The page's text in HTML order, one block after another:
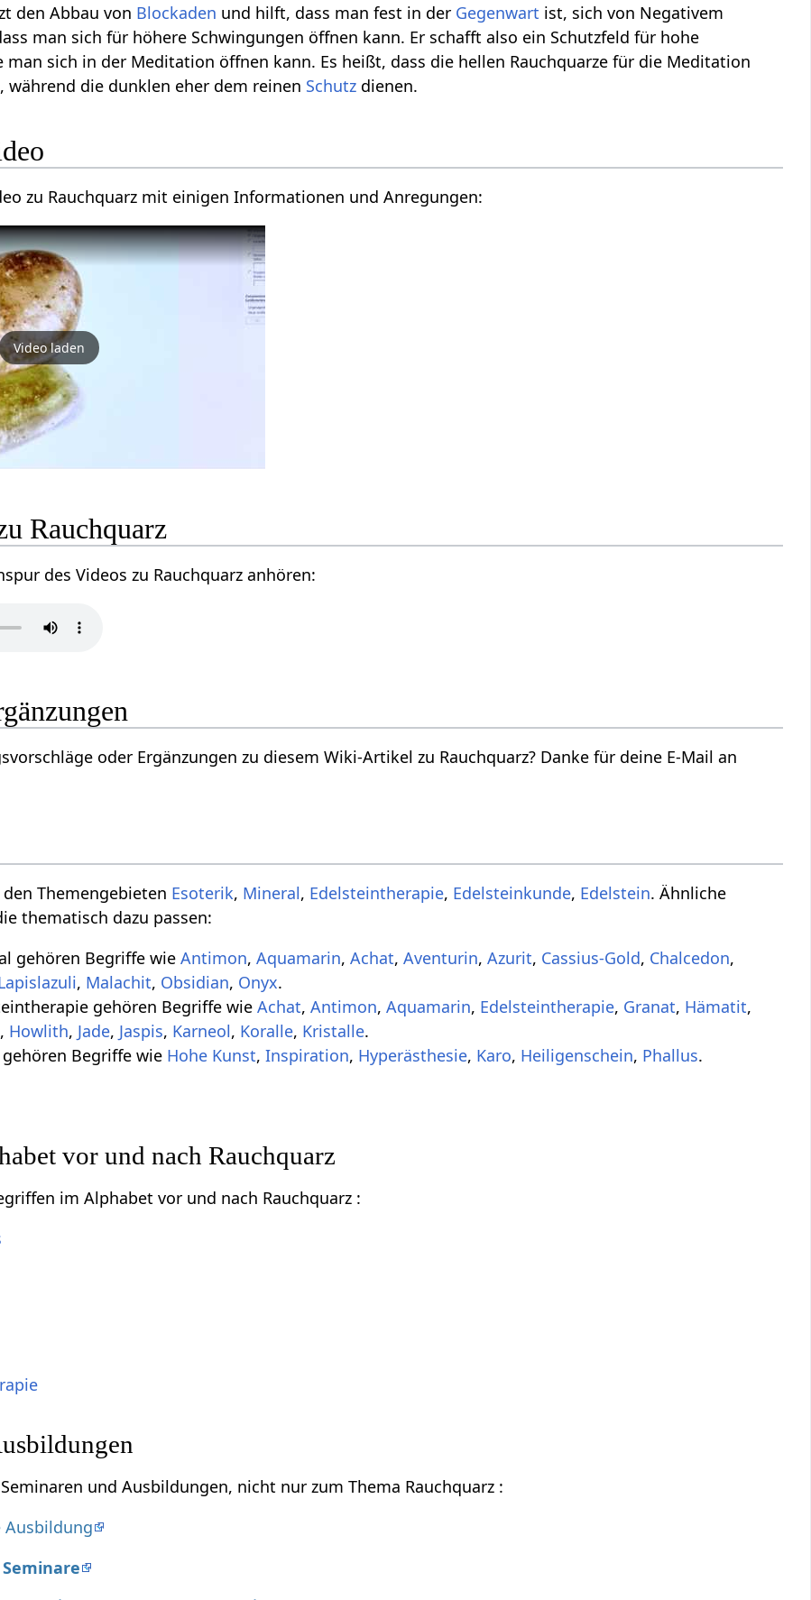
den Abbau von Blockaden und hilft, dass man fest in der Gegenwart ist, sich von Negativem
man sich für höhere Schwingungen öffnen kann. Er schafft also ein Schutzfeld für hohe
man sich in der Meditation öffnen kann. Es heißt, dass die hellen Rauchquarze für die Meditation
während die dunklen eher dem reinen Schutz dienen.
zu Rauchquarz mit einigen Informationen und Anregungen:
Video laden
Rauchquarz
des Videos zu Rauchquarz anhören:
oder Ergänzungen zu diesem Wiki-Artikel zu Rauchquarz? Danke für deine E-Mail an
Themengebieten Esoterik, Mineral, Edelsteintherapie, Edelsteinkunde, Edelstein. Ähnliche
thematisch dazu passen:
gehören Begriffe wieAntimon,Aquamarin,Achat,Aventurin,Azurit, Cassius-Gold, Chalcedon,
, Malachit, Obsidian, Onyx.
gehören Begriffe wieAchat,Antimon,Aquamarin, Edelsteintherapie, Granat, Hämatit,
, Howlith, Jade, Jaspis, Karneol, Koralle, Kristalle.
Begriffe wie Hohe Kunst,Inspiration, Hyperästhesie, Karo, Heiligenschein, Phallus.
vor und nach Rauchquarz
im Alphabet vor und nach Rauchquarz :
und Ausbildungen, nicht nur zum Thema Rauchquarz :
Ausbildung